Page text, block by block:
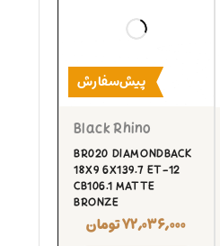
پیش‌سفارش
Black Rhino
BR020 DIAMONDBACK
18X9 6X139.7 ET-12
CB106.1 MATTE
BRONZE
۷۲,۰۳۶,۰۰۰تومان